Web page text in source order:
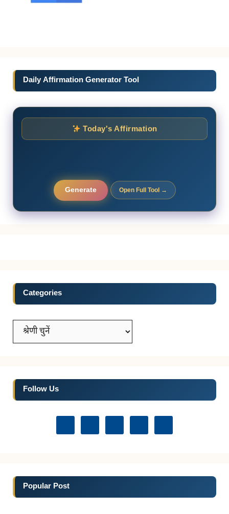
Daily Affirmation Generator Tool
Today's Affirmation
Generate Open Full Tool →
Categories
Categories
Follow Us
Popular Post